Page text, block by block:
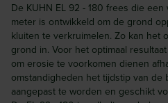
De KUHN EL 92 - 180 frees die
meter is ontwikkeld om de grond
kluiten te verkruimelen. Zo kan het
grond in. Voor het optimaal
om erosie te voorkomen dienen
omstandigheden het tijdstip van
aangepast te worden en geschikt